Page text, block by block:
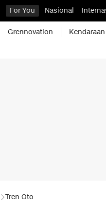
For You Nasional
Grennovation
Tren Oto